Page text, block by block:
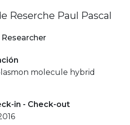
Reserche Paul Pascal
molecule hybrid
in - Check-out